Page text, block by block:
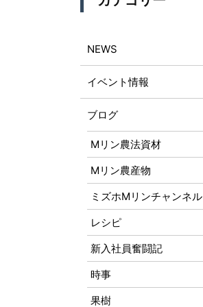
NEWS
イベント情報
ブログ
Mリン農法資材
Mリン農産物
ミズホMリンチャンネル
レシピ
新入社員奮闘記
時事
果樹